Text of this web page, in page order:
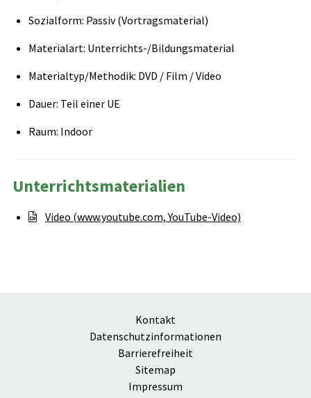
Sozialform: Passiv (Vortragsmaterial)
Materialart: Unterrichts-/Bildungsmaterial
Materialtyp/Methodik: DVD / Film / Video
Dauer: Teil einer UE
Raum: Indoor
Unterrichtsmaterialien
Video (www.youtube.com, YouTube-Video)
Kontakt
Datenschutzinformationen
Barrierefreiheit
Sitemap
Impressum